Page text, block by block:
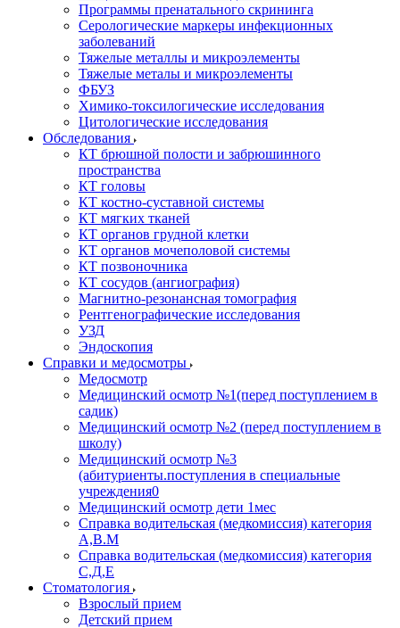
Программы пренатального скрининга
Серологические маркеры инфекционных
заболеваний
Тяжелые металлы и микроэлементы
Тяжелые металы и микроэлементы
ФБУЗ
Химико-токсилогические исследования
Цитологические исследования
Обследования
КТ брюшной полости и забрюшинного
пространства
КТ головы
КТ костно-суставной системы
КТ мягких тканей
КТ органов грудной клетки
КТ органов мочеполовой системы
КТ позвоночника
КТ сосудов (ангиография)
Магнитно-резонансная томография
Рентгенографические исследования
УЗД
Эндоскопия
Справки и медосмотры
Медосмотр
Медицинский осмотр №1(перед поступлением в
садик)
Медицинский осмотр №2 (перед поступлением в
школу)
Медицинский осмотр №3
(абитуриенты.поступления в специальные
учреждения0
Медицинский осмотр дети 1мес
Справка водительская (медкомиссия) категория
А,В.М
Справка водительская (медкомиссия) категория
С,Д,Е
Стоматология
Взрослый прием
Детский прием